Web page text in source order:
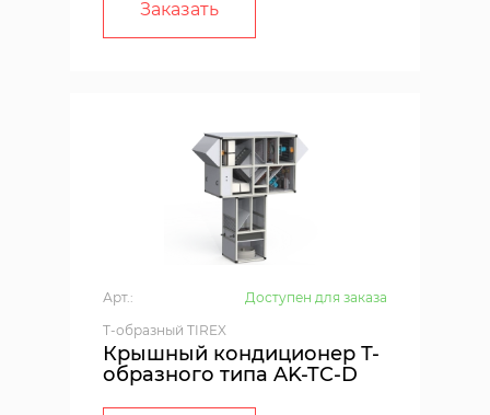
Заказать
Арт.:
Доступен для заказа
T-образный TIREX
Крышный кондиционер Т-
образного типа AK-TC-D